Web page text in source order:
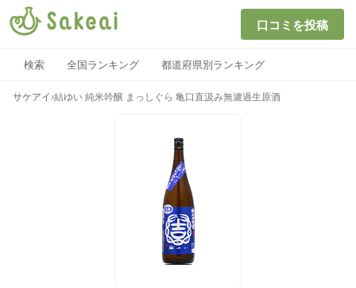
口コミを投稿
検索 全国ランキング 都道府県別ランキング
サケアイ ›結ゆい 純米吟醸 まっしぐら 亀口直汲み無濾過生原酒